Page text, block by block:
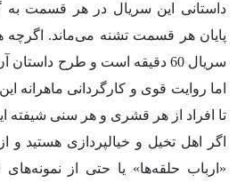
داستانی این سریال در هر قسمت به
پایان هر قسمت تشنه می‌ماند.
سریال 60 دقیقه است و طرح
اما روایت قوی و کارگردانی
تا افراد از هر قشری و هر سنی شیفته‌
اگر اهل تخیل و خیالپردازی هستید و
«ارباب حلقه‌ها» یا حتی از نمونه‌های